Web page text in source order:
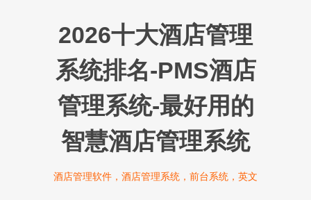
2026十大酒店管理
系统排名-PMS酒店
管理系统-最好用的
智慧酒店管理系统
酒店管理软件，酒店管理系统，前台系统，英文